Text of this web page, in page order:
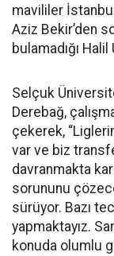
mavililer
Aziz Bekir’den
bulamadığı
Selçuk
Derebağ,
çekerek,
var ve biz
davranmakta
sorununu
sürüyor. Bazı
yapmaktayız.
konuda olumlu